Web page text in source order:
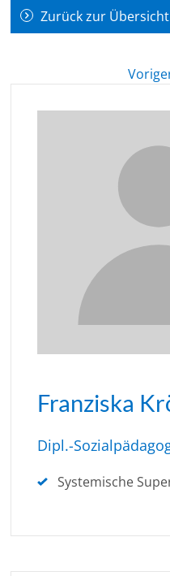
Zurück zur Übersicht
Franziska
Dipl.-
Systemische